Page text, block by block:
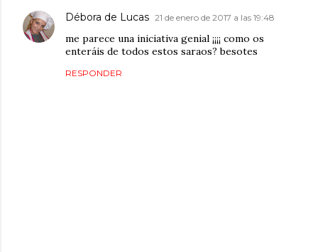
Débora de Lucas 21 de enero de 2017 a las 19:48
me parece una iniciativa genial ¡¡¡¡ como os
enteráis de todos estos saraos? besotes
RESPONDER